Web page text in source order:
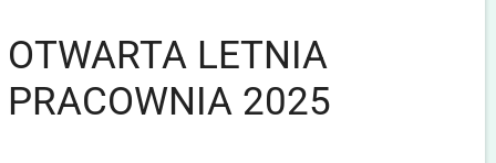
OTWARTA LETNIA
PRACOWNIA 2025